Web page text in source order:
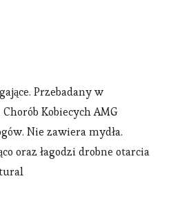
Przebadany w
Kobiecych AMG
Nie zawiera mydła.
oraz łagodzi drobne otarcia